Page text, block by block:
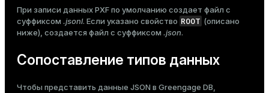
При записи данных PXF по умолчанию создает файл с
суффиксом .jsonl. Если указано свойство ROOT (описано
ниже), создается файл с суффиксом .json.
Сопоставление типов данных
Чтобы представить данные JSON в Greengage DB,